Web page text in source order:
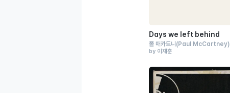
Days we left behind
폴 매카트니 (Paul McCartney)
by 이재훈